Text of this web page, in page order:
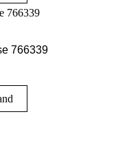
766339